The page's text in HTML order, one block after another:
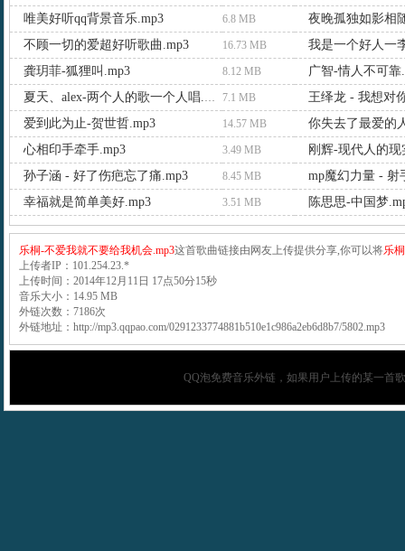
唯美好听qq背景音乐.mp3
6.8 MB
夜晚孤独如影相
不顾一切的爱超好听歌曲.mp3
16.73 MB
我是一个好人一
龚玥菲-狐狸叫.mp3
8.12 MB 广智-情人不可靠
夏天、alex-两个人的歌一个人唱.mp3 7.1 MB
王绎龙 - 我想对
爱到此为止-贺世哲.mp3
14.57 MB
你失去了最爱的
心相印手牵手.mp3
3.49 MB
刚辉-现代人的现
孙子涵 - 好了伤疤忘了痛.mp3
8.45 MB
mp魔幻力量 - 射
幸福就是简单美好.mp3
3.51 MB 陈思思-中国梦
乐桐-不爱我就不要给我机会.mp3这首歌曲链接由网友上传提供分享,你可以将乐
上传者IP：101.254.23.*
上传时间：2014年12月11日 17点50分15秒
音乐大小：14.95 MB
外链次数：7186次
外链地址：http://mp3.qqpao.com/0291233774881b510e1c986a2eb6d8b7/5802.mp3
QQ泡免费音乐外链，如果用户上传的某一首